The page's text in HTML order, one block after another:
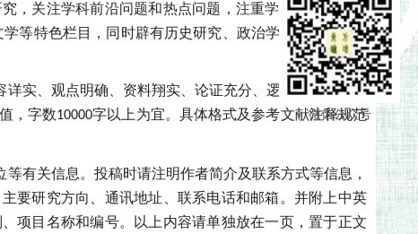
微信公众号
，关注学科前沿问题和热点问题，注重学术创新。本刊
等特色栏目，同时辟有历史研究、政治学研究、经济研
实、观点明确、资料翔实、论证充分、逻辑清晰、语言
，字数10000字以上为宜。 具体格式及参考文献注释规范
有关信息。投稿时请注明作者简介及联系方式等信息，
要研究方向、通讯地址、联系电话和邮箱。并附上中英
项目名称和编号。以上内容请单独放在一页，置于正文